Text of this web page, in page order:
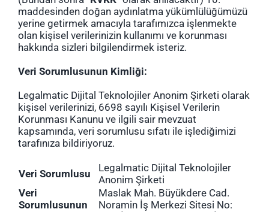
maddesinden doğan aydınlatma yükümlülüğümüzü
yerine getirmek amacıyla tarafımızca işlenmekte
olan kişisel verilerinizin kullanımı ve korunması
hakkında sizleri bilgilendirmek isteriz.
Veri Sorumlusunun Kimliği:
Legalmatic Dijital Teknolojiler Anonim Şirketi olarak
kişisel verilerinizi, 6698 sayılı Kişisel Verilerin
Korunması Kanunu ve ilgili sair mevzuat
kapsamında, veri sorumlusu sıfatı ile işlediğimizi
tarafınıza bildiriyoruz.
Veri Sorumlusu
Legalmatic Dijital Teknolojiler
Anonim Şirketi
Veri
Sorumlusunun
Maslak Mah. Büyükdere Cad.
Noramin İş Merkezi Sitesi No: